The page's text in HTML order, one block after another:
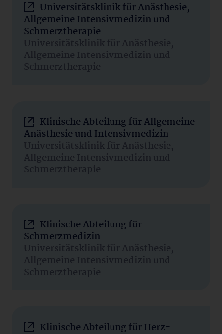
Universitätsklinik für Anästhesie,
Allgemeine Intensivmedizin und
Schmerztherapie
Universitätsklinik für Anästhesie,
Allgemeine Intensivmedizin und
Schmerztherapie
Klinische Abteilung für Allgemeine
Anästhesie und Intensivmedizin
Universitätsklinik für Anästhesie,
Allgemeine Intensivmedizin und
Schmerztherapie
Klinische Abteilung für
Schmerzmedizin
Universitätsklinik für Anästhesie,
Allgemeine Intensivmedizin und
Schmerztherapie
Klinische Abteilung für Herz-